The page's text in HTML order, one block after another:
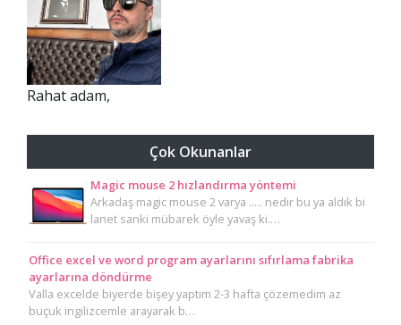
Rahat adam,
Çok Okunanlar
Magic mouse 2 hızlandırma yöntemi
Arkadaş magic mouse 2 varya ..... nedir bu ya aldık bi
lanet sanki mübarek öyle yavaş ki.…
Office excel ve word program ayarlarını sıfırlama fabrika
ayarlarına döndürme
Valla excelde biyerde bişey yaptım 2-3 hafta çözemedim az
buçuk ingilizcemle arayarak b…